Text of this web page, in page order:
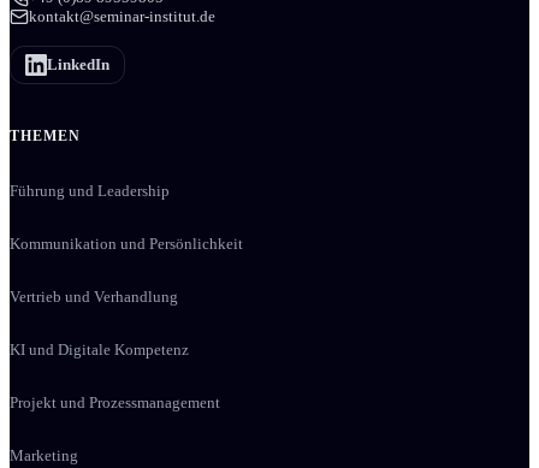
kontakt@seminar-institut.de
LinkedIn
THEMEN
Führung und Leadership
Kommunikation und Persönlichkeit
Vertrieb und Verhandlung
KI und Digitale Kompetenz
Projekt und Prozessmanagement
Marketing